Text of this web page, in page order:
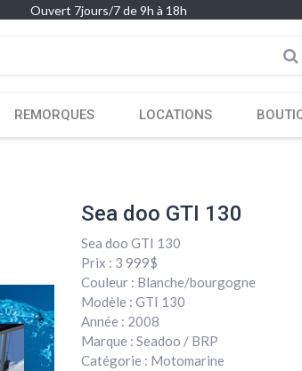
Ouvert 7jours/7 de 9h à 18h
REMORQUES LOCATIONS
Sea doo GTI 130
Sea doo GTI 130
Prix : 3 999$
Couleur : Blanche/bourgogne
Modèle : GTI 130
Année : 2008
Marque : Seadoo / BRP
Catégorie : Motomarine